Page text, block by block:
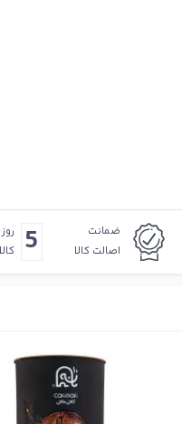
ضمانت
اصالت کالا
5
کالا